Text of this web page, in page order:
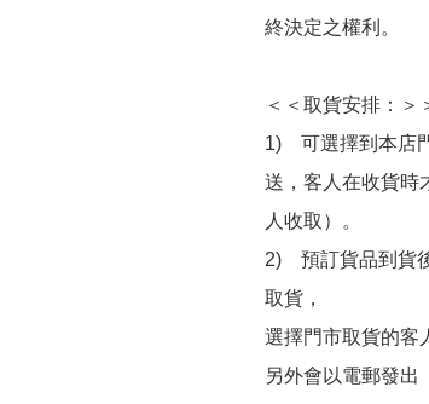
終決定之權利。
＜＜取貨安排：＞
1)　可選擇到本店
送，客人在收貨時
人收取）。
2)　預訂貨品到貨
取貨，
選擇門市取貨的客
另外會以電郵發出